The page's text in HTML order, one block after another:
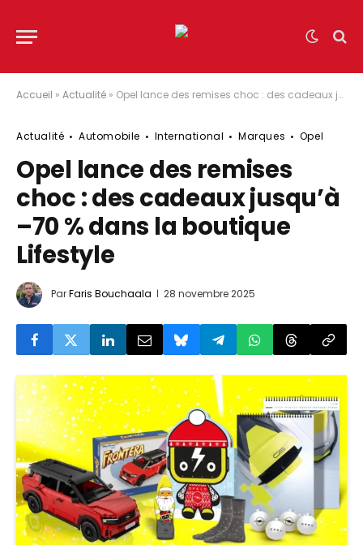
Accueil » Actualité » Opel lance des remises choc : des cadeaux jusqu’à –70 % dans la boutique Lifestyle
Actualité Automobile International Marques Opel
Opel lance des remises
choc : des cadeaux jusqu’à
–70 % dans la boutique
Lifestyle
ParFaris Bouchaala 28 novembre 2025